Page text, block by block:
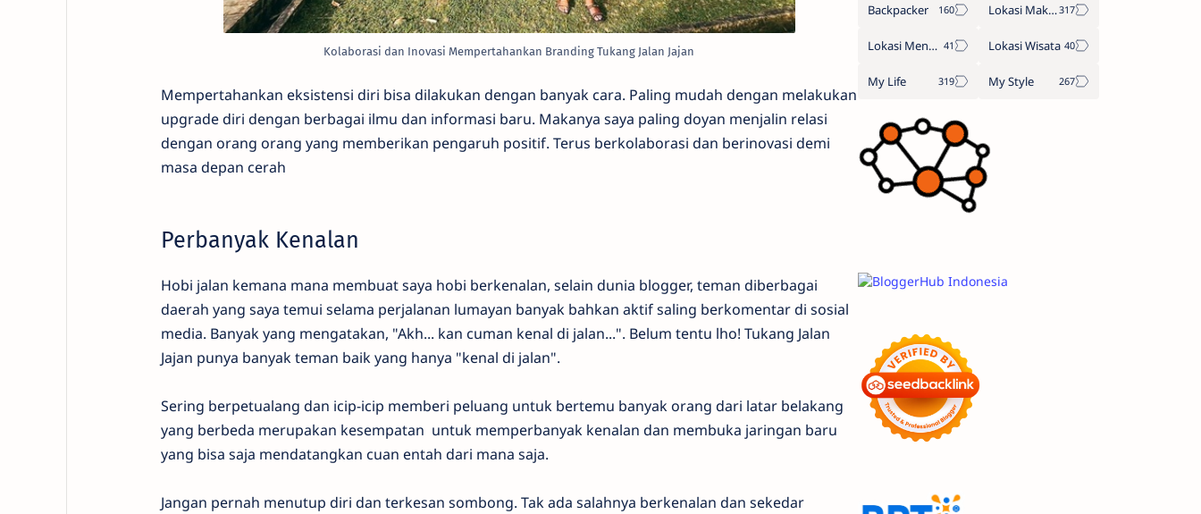
Kolaborasi dan Inovasi Mempertahankan Branding Tukang Jalan Jajan
Mempertahankan eksistensi diri bisa dilakukan dengan banyak cara. Paling mudah dengan melakukan
upgrade diri dengan berbagai ilmu dan informasi baru. Makanya saya paling doyan menjalin relasi
dengan orang orang yang memberikan pengaruh positif. Terus berkolaborasi dan berinovasi demi
masa depan cerah
Perbanyak Kenalan
Hobi jalan kemana mana membuat saya hobi berkenalan, selain dunia blogger, teman diberbagai
daerah yang saya temui selama perjalanan lumayan banyak bahkan aktif saling berkomentar di sosial
media. Banyak yang mengatakan, "Akh... kan cuman kenal di jalan...". Belum tentu lho! Tukang Jalan
Jajan punya banyak teman baik yang hanya "kenal di jalan".
Sering berpetualang dan icip-icip memberi peluang untuk bertemu banyak orang dari latar belakang
yang berbeda merupakan kesempatan untuk memperbanyak kenalan dan membuka jaringan baru
yang bisa saja mendatangkan cuan entah dari mana saja.
Jangan pernah menutup diri dan terkesan sombong. Tak ada salahnya berkenalan dan sekedar
Backpacker Lokasi Makan
Lokasi Menginap Lokasi Wisata
My Life My Style